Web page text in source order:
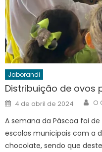
Jaborandi
Distribuição de ovos
Posted
on
4 de abril de 2024 O
A semana da Páscoa foi
escolas municipais com a
chocolate, sendo que